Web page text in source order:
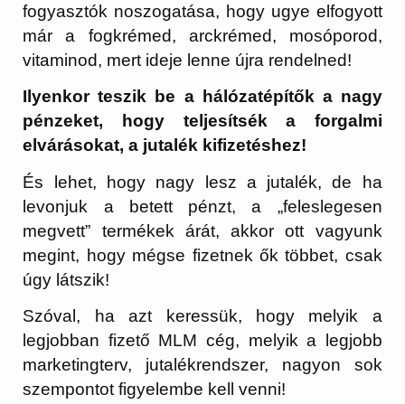
fogyasztók noszogatása, hogy ugye elfogyott
már a fogkrémed, arckrémed, mosóporod,
vitaminod, mert ideje lenne újra rendelned!
Ilyenkor teszik be a hálózatépítők a nagy
pénzeket, hogy teljesítsék a forgalmi
elvárásokat, a jutalék kifizetéshez!
És lehet, hogy nagy lesz a jutalék, de ha
levonjuk a betett pénzt, a „feleslegesen
megvett” termékek árát, akkor ott vagyunk
megint, hogy mégse fizetnek ők többet, csak
úgy látszik!
Szóval, ha azt keressük, hogy melyik a
legjobban fizető MLM cég, melyik a legjobb
marketingterv, jutalékrendszer, nagyon sok
szempontot figyelembe kell venni!